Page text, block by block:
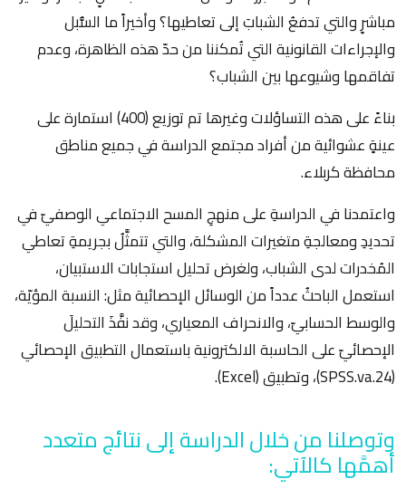
مباشرٍ والتي تدفعُ الشبابَ إلى تعاطيها؟ وأخيراً ما السُّبل
والإجراءات القانونية التي تُمكننا من حدّ هذه الظاهرة، وعدم
تفاقمها وشيوعها بين الشباب؟
بناءً على هذه التساؤلات وغيرها تم توزيع (400) استمارة على
عينةٍ عشوائية من أفراد مجتمع الدراسة في جميع مناطق
محافظة كربلاء.
واعتمدنا في الدراسةِ على منهجِ المسح الاجتماعي الوصفيّ في
تحديدِ ومعالجةِ متغيرات المشكلة، والتي تتمثَّلُ بجريمةِ تعاطي
المُخدرات لدى الشباب، ولغرض تحليل استجابات الاستبيان،
استعمل الباحثُ عدداً من الوسائل الإحصائية مثل: النسبة المؤيّة،
والوسط الحسابيّ، والانحراف المعياري، وقد نفَّذَ التحليلَ
الإحصائيّ على الحاسبة الالكترونية باستعمال التطبيق الإحصائي
(SPSS.va.24)، وتطبيق (Excel).
وتوصلنا من خلال الدراسة إلى نتائج متعدد
أهمَّها كالآتي: